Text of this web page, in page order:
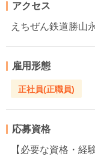
アクセス
えちぜん鉄道勝山
雇用形態
正社員(正職員)
応募資格
【必要な資格・経験